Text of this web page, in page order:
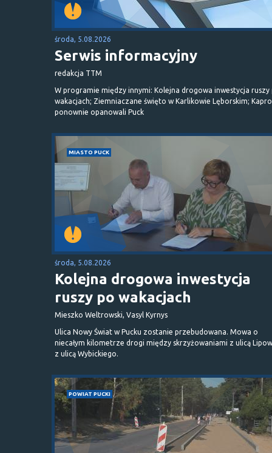
środa, 5.08.2026
Serwis informacyjny
redakcja TTM
W programie między innymi: Kolejna drogowa inwestycja ruszy
wakacjach; Ziemniaczane święto w Karlikowie Lęborskim;
ponownie opanowali Puck
MIASTO PUCK
środa, 5.08.2026
Kolejna drogowa inwestycja
ruszy po wakacjach
Mieszko Weltrowski, Vasyl Kyrnys
Ulica Nowy Świat w Pucku zostanie przebudowana. Mowa o
niecałym kilometrze drogi między skrzyżowaniami z ulicą
z ulicą Wybickiego.
POWIAT PUCKI